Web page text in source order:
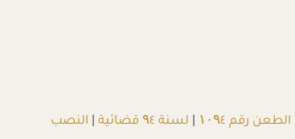
الطعن رقم ۱۰۹٤ لسنة ۹٤ قضائية النصب